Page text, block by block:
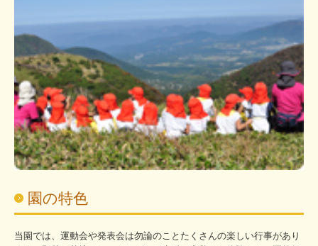
園の特色
当園では、運動会や発表会は勿論のことたくさんの楽しい行事があり